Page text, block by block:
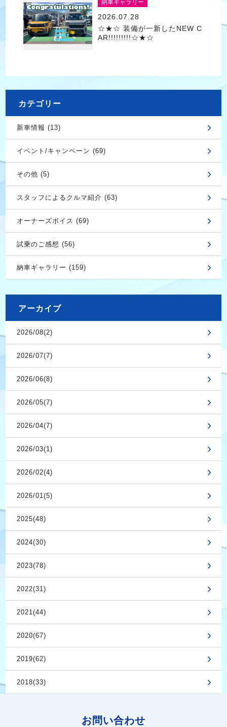
納車ギャラリー
2026.07.28
☆★☆ 装備が一新したNEW C
AR!!!!!!!!!☆★☆
カテゴリー
新車情報 (13)
イベント/キャンペーン (69)
その他 (5)
スタッフによるクルマ紹介 (63)
オーナーズボイス (69)
試乗のご感想 (56)
納車ギャラリー (159)
アーカイブ
2026/08(2)
2026/07(7)
2026/06(8)
2026/05(7)
2026/04(7)
2026/03(1)
2026/02(4)
2026/01(5)
2025(48)
2024(30)
2023(78)
2022(31)
2021(44)
2020(67)
2019(62)
2018(33)
お問い合わせ